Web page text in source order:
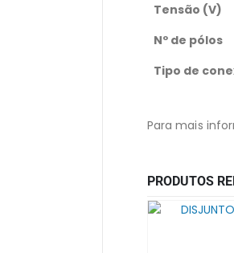
Tensão (V)
Nº de pólos
Tipo de
Para mais
PRODUTOS